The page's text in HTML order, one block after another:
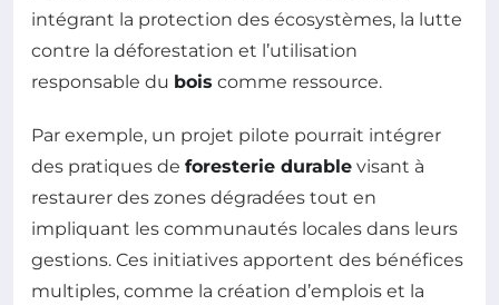
intégrant la protection des écosystèmes, la lutte
contre la déforestation et l’utilisation
responsable du bois comme ressource.
Par exemple, un projet pilote pourrait intégrer
des pratiques de foresterie durable visant à
restaurer des zones dégradées tout en
impliquant les communautés locales dans leurs
gestions. Ces initiatives apportent des bénéfices
multiples, comme la création d’emplois et la